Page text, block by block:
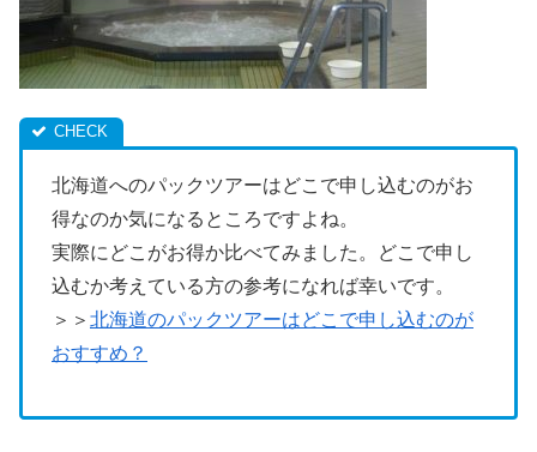
北海道へのパックツアーはどこで申し込むのがお
得なのか気になるところですよね。
実際にどこがお得か比べてみました。どこで申し
込むか考えている方の参考になれば幸いです。
＞＞ 北海道のパックツアーはどこで申し込むのが
おすすめ？